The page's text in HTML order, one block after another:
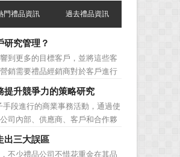
門禮品資訊 過去禮品資訊
研究管理？
到更多的目標客戶，並將這些客
銷需要禮品經銷商對於客戶進行
客戶的貢獻度，從而有的放矢的
需要對於客戶研究方面更多地投
，也需要營銷管理策略的整體支
提升競爭力的策略研究
段進行的商業事務活動，通過使
司內部、供應商、客戶和合作夥
信息，實現企業間業務流程的電
化生產管理系統，提高企業的生
出三大誤區
不少禮品公司不惜花重金在其品